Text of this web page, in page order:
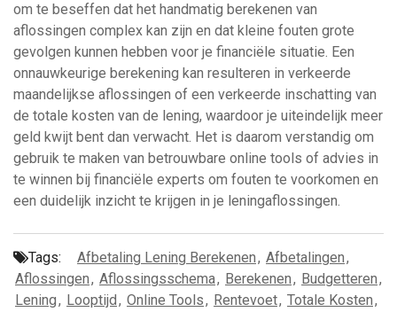
om te beseffen dat het handmatig berekenen van
aflossingen complex kan zijn en dat kleine fouten grote
gevolgen kunnen hebben voor je financiële situatie. Een
onnauwkeurige berekening kan resulteren in verkeerde
maandelijkse aflossingen of een verkeerde inschatting van
de totale kosten van de lening, waardoor je uiteindelijk meer
geld kwijt bent dan verwacht. Het is daarom verstandig om
gebruik te maken van betrouwbare online tools of advies in
te winnen bij financiële experts om fouten te voorkomen en
een duidelijk inzicht te krijgen in je leningaflossingen.
Tags: Afbetaling Lening Berekenen, Afbetalingen,
Aflossingen, Aflossingsschema, Berekenen, Budgetteren,
Lening, Looptijd, Online Tools, Rentevoet, Totale Kosten,